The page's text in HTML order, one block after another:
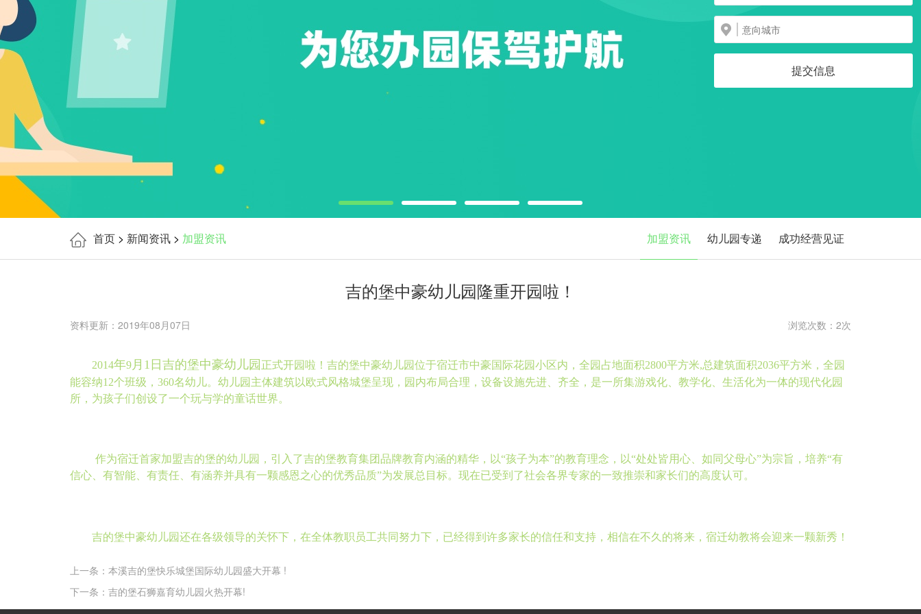
提交信息
首页 > 新闻资讯 > 加盟资讯 加盟资讯 幼儿园专递 成功经营见证
吉的堡中豪幼儿园隆重开园啦！
资料更新：2019年08月07日 浏览次数：2次
2014年9月1日吉的堡中豪幼儿园 正式开园啦！ 吉的堡中豪幼儿园位于宿迁市中豪国际花园小区内， 全园占地面积2800平方米,总建筑面积2036平方米，全园
能容纳12个班级， 360名幼儿。幼儿园主体建筑以欧式风格城堡呈现，园内布局合理，设备设施先进、齐全，是一所集游戏化、教学化、生活化为一体的现代化园
所，为孩子们创设了一个玩与学的童话世界。
作为宿迁首家加盟吉的堡的幼儿园，引入了吉的堡教育集团品牌教育内涵的精华，以“孩子为本”的教育理念，以“处处皆用心、如同父母心”为宗旨，培养“有
信心、有智能、有责任、有涵养并具有一颗感恩之心的优秀品质”为发展总目标。现在已受到了社会各界专家的一致推崇和家长们的高度认可。
吉的堡中豪幼儿园还在各级领导的关怀下，在全体教职员工共同努力下，已经得到许多家长的信任和支持，相信在不久的将来，宿迁幼教将会迎来一颗新秀！
上一条：本溪吉的堡快乐城堡国际幼儿园盛大开幕 !
下一条：吉的堡石狮嘉育幼儿园火热开幕!